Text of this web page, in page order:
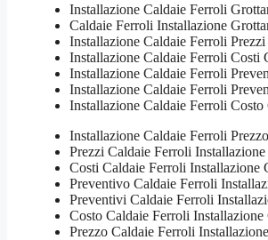
Installazione Caldaie Ferroli
Caldaie Ferroli Installazione
Installazione Caldaie Ferroli Prezzi
Installazione Caldaie Ferroli Costi
Installazione Caldaie Ferroli
Installazione Caldaie Ferroli
Installazione Caldaie Ferroli Costo
Installazione Caldaie Ferroli
Prezzi Caldaie Ferroli Installazione
Costi Caldaie Ferroli Installazione
Preventivo Caldaie Ferroli
Preventivi Caldaie Ferroli
Costo Caldaie Ferroli Installazione
Prezzo Caldaie Ferroli